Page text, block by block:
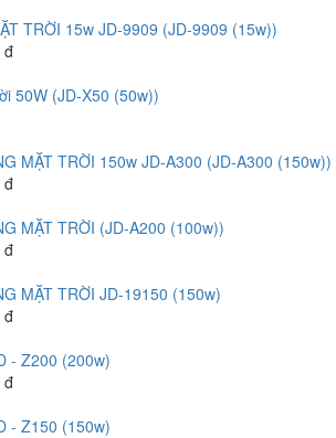
TRỜI 15w JD-9909 (JD-9909 (15w))
đ
50W (JD-X50 (50w))
MẶT TRỜI 150w JD-A300 (JD-A300 (150w))
đ
MẶT TRỜI (JD-A200 (100w))
đ
MẶT TRỜI JD-19150 (150w)
đ
- Z200 (200w)
đ
- Z150 (150w)